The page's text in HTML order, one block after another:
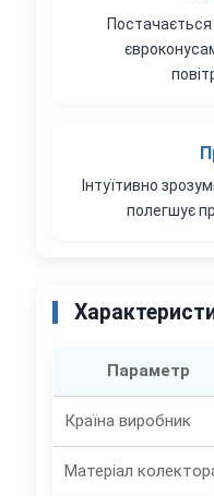
Інтуїтивно
полегшує
Параметр
Країна виробник
Матеріал